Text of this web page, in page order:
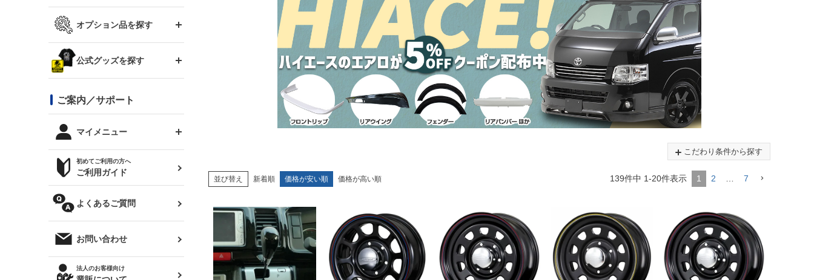
アタックライン
ストリームライン
スタイリッシュライン
リアウイング
ルーフウイング
ボンネット
カナード
外装・補修パーツ
オリジンアーム(足回り)
レンズ
マフラー
フェンダー
サイドパーツ
リアウイング
リアゲート
メンテナンスパーツ
GROUND MODEL
PHANTOM LIP
DTM:exclusive
ワイパーガード
内装パーツ
まつど家 鉄漢
まつど家 鉄心
まつど家 鉄八
トヨタ
JZX110 マークⅡ
ハイエース
レビン
トレノ
シルビア S13
シルビア S14 前期
シルビア S15
180SX
スズキ
RX-7
スバル
BRZ
レクサス
三菱
デリカ D:5
軽自動車
汎用
オプション品を探す
GTウイング用ラダー
コンバットアイ用ライト
オプションタイヤ
サマータイヤ
ジムニー用タイヤ
ハイエース・バン用タイ
ホイールナット
公式グッズを探す
ステッカー
トップス(半袖)
トップス(長袖)
パーカー
オーバーオール(つなぎ)
タオル
ご案内／サポート
マイメニュー
ログインする
お気に入りリスト
クーポンを見る
閲覧履歴
初めてご利用の方へ
ご利用ガイド
よくあるご質問
お問い合わせ
法人のお客様向け
こだわり条件から探す
並び替え 新着順 価格が安い順 価格が高い順 139件中 1-20件表示 1 2 … 7